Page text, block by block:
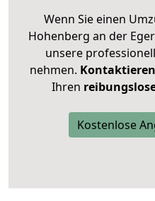
Wenn Sie einen
Hohenberg an der
unsere
nehmen.
Ihren
Kostenlose